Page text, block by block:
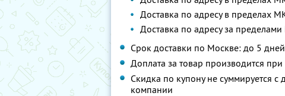
Доставка по адресу в пределах
Доставка по адресу за
Срок доставки по Москве: до 5 дней
Доплата за товар производится
Скидка по купону не суммируется
компании